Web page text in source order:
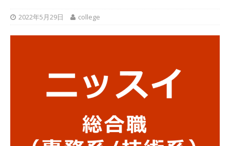
[ 2026年5月15日 ]
学生を求めアスキヤリ限定イベント開催!! 】 世界
メーカー ｜ 9期連続の最高益・11期連続の10%
以上営業増益を達成 ｜ プライム上場 ｜ カプコン
[ 2026年5月15日 ] 【 28卒 ｜ 早期選考直結型の
インターン!! 】 M&A仲介業 ｜ 入社2年目の参考
2022年5月29日 college